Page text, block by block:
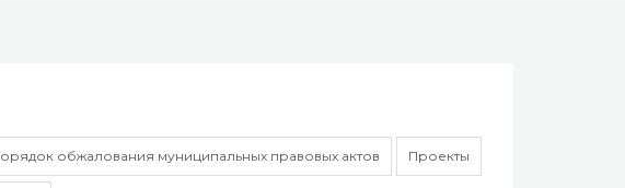
обжалования муниципальных правовых актов Проекты